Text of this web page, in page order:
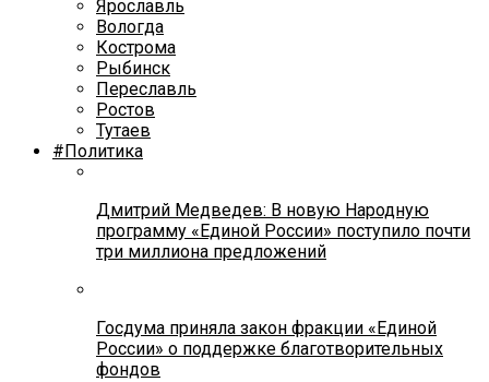
Ярославль
Вологда
Кострома
Рыбинск
Переславль
Ростов
Тутаев
#Политика
Дмитрий Медведев: В новую Народную
программу «Единой России» поступило почти
три миллиона предложений
Госдума приняла закон фракции «Единой
России» о поддержке благотворительных
фондов